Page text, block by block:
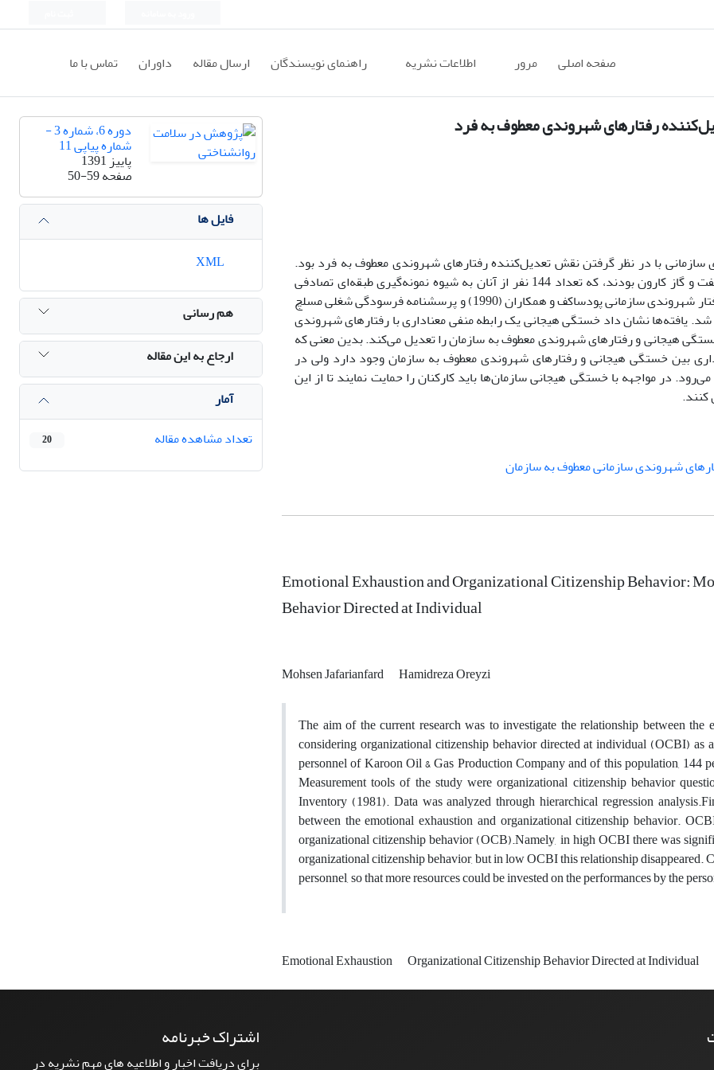
صفحه اصلی مرور اطلاعات نشریه راهنمای نویسندگان ارسال مقاله داوران تماس با ما
رفتارهای شهروندی معطوف به فرد
با در نظر گرفتن نقش تعدیل‌کننده رفتار‌های شهروندی معطوف به فرد بود.
جامعه ی آماری این پژوهش کلیه ی کارکنان شرکت بهره برداری نفت و گاز کارون بودند، که تعداد 144 نفر از آنان به شیوه نمونه‌گیری طبقه‌ای تصادفی
انتخاب شدند. ابزار‌های به کار رفته در پژوهش شامل پرسشنامه رفتار شهروندی سازمانی پودساکف و همکاران (1990) و پرسشنامه فرسودگی شغلی مسلچ
شد. یافته‌ها نشان داد خستگی هیجانی یک رابطه منفی معنا‌داری با رفتار‌های شهروندی
هیجانی و رفتار‌های شهروندی معطوف به سازمان را تعدیل می‌کند. بدین معنی که
بین خستگی هیجانی و رفتار‌های شهروندی معطوف به سازمان وجود دارد ولی در
در مواجهه با خستگی هیجانی سازمان‌ها باید کارکنان را حمایت نمایند تا از این
کنند.
شهروندی سازمانی معطوف به سازمان
Emotional Exhaustion and Organizational Citizenship Behavior:
Behavior Directed at Individual
Mohsen Jafarianfard
Hamidreza Oreyzi
The aim of the current research was to investigate the relationship between
considering organizational citizenship behavior directed at individual (OCBI) as
personnel of Karoon Oil & Gas Production Company and of this population, 144
Measurement tools of the study were organizational citizenship behavior
Inventory (1981). Data was analyzed through hierarchical regression
between the emotional exhaustion and organizational citizenship behavior.
organizational citizenship behavior (OCB).Namely, in high OCBI there was
organizational citizenship behavior, but in low OCBI this relationship disappeared.
personnel, so that more resources could be invested on the performances by the
Emotional Exhaustion Organizational Citizenship Behavior Directed at Individual
دوره 6، شماره 3 -
شماره پیاپی 11
پاییز 1391
صفحه50-59
فایل ها
هم رسانی
ارجاع به این مقاله
آمار
تعداد مشاهده مقاله
20
اشتراک خبرنامه
برای دریافت اخبار و اطلاعیه های مهم نشریه در